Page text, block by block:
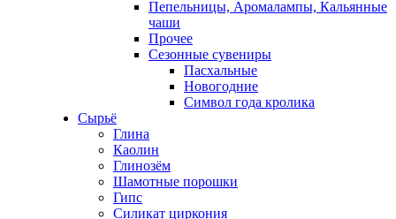
Пепельницы, Аромалампы, Кальянные
чаши
Прочее
Сезонные сувениры
Пасхальные
Новогодние
Символ года кролика
Сырьё
Глина
Каолин
Глинозём
Шамотные порошки
Гипс
Силикат циркония